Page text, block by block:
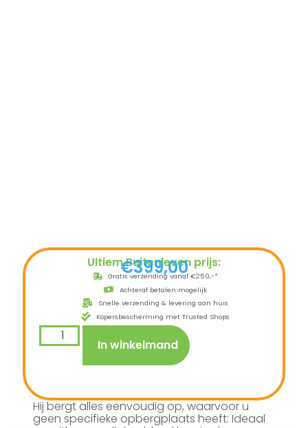
Ultiem Buitenleven prijs:
€399,00
Gratis verzending vanaf €250,-*
Achteraf betalen mogelijk
Snelle verzending & levering aan huis
Kopersbescherming met Trusted Shops
In winkelmand
Hij bergt alles eenvoudig op, waarvoor u
geen specifieke opbergplaats heeft: Ideaal